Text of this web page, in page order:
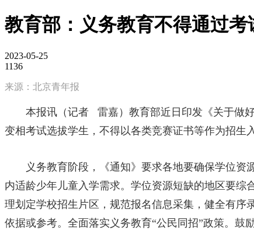
教育部：义务教育不得通过
2023-05-25
1136
来源： 北京青年报
本报讯（记者 雷嘉）教育部近日印发《关于做好
变相考试选拔学生，不得以各类竞赛证书等作为招生
义务教育阶段，《通知》要求各地要确保学位资源
内适龄少年儿童入学需求。学位资源短缺的地区要
理划定学校招生片区，规范报名信息采集，健全有
依据或参考。全面落实义务教育“公民同招”政策。鼓